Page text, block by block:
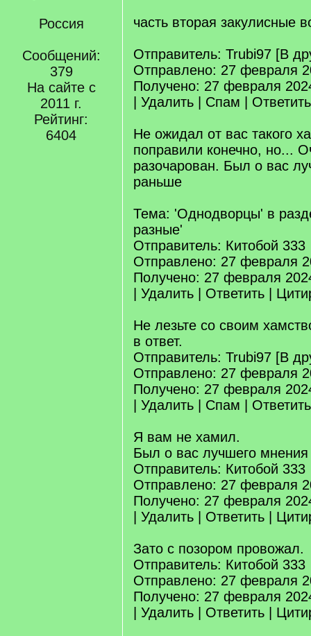
Россия
Сообщений:
379
На сайте с
2011 г.
Рейтинг:
6404
часть вторая закулисные
Отправитель: Trubi97 [В
Отправлено: 27 февраля
Получено: 27 февраля
| Удалить | Спам |
Не ожидал от вас такого
поправили конечно, но...
разочарован. Был о вас
раньше
Тема: 'Однодворцы' в
разные'
Отправитель: Китобой 333
Отправлено: 27 февраля
Получено: 27 февраля
| Удалить | Ответить |
Не лезьте со своим
в ответ.
Отправитель: Trubi97 [В
Отправлено: 27 февраля
Получено: 27 февраля
| Удалить | Спам |
Я вам не хамил.
Был о вас лучшего мнения
Отправитель: Китобой 333
Отправлено: 27 февраля
Получено: 27 февраля
| Удалить | Ответить |
Зато с позором провожал.
Отправитель: Китобой 333
Отправлено: 27 февраля
Получено: 27 февраля
| Удалить | Ответить |